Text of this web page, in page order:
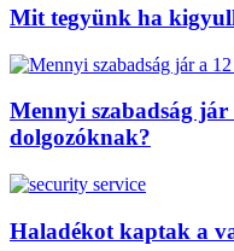
Mit tegyünk ha
Mennyi szabadság
dolgozóknak?
Haladékot kaptak a